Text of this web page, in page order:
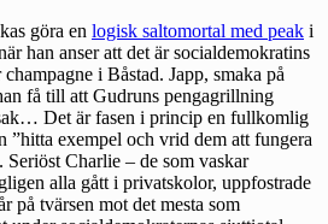
göra en logisk saltomortal med peak i
han anser att det är socialdemokratins
i Båstad. Japp, smaka på
få till att Gudruns pengagrillning
Det är fasen i princip en fullkomlig
”hitta exempel och vrid dem att fungera
Charlie – de som vaskar
alla gått i privatskolor, uppfostrade
på tvärsen mot det mesta som